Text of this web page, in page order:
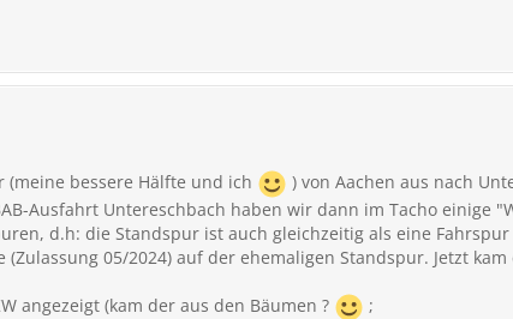
(meine bessere Hälfte und ich
) von Aachen aus nach
Ausfahrt Untereschbach haben wir dann im Tacho einige
d.h: die Standspur ist auch gleichzeitig als eine
05/2024) auf der ehemaligen Standspur. Jetzt
angezeigt (kam der aus den Bäumen ?
;